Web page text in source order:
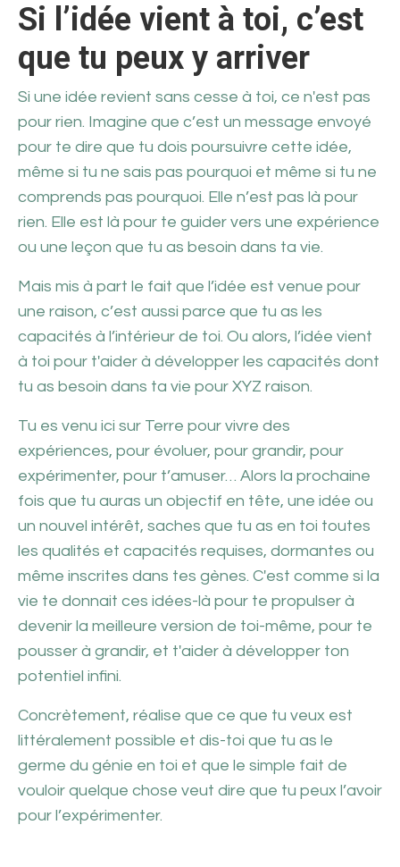
Si l’idée vient à toi, c’est
que tu peux y arriver
Si une idée revient sans cesse à toi, ce n'est pas
pour rien. Imagine que c’est un message envoyé
pour te dire que tu dois poursuivre cette idée,
même si tu ne sais pas pourquoi et même si tu ne
comprends pas pourquoi. Elle n’est pas là pour
rien. Elle est là pour te guider vers une expérience
ou une leçon que tu as besoin dans ta vie.
Mais mis à part le fait que l’idée est venue pour
une raison, c’est aussi parce que tu as les
capacités à l’intérieur de toi. Ou alors, l’idée vient
à toi pour t'aider à développer les capacités dont
tu as besoin dans ta vie pour XYZ raison.
Tu es venu ici sur Terre pour vivre des
expériences, pour évoluer, pour grandir, pour
expérimenter, pour t’amuser… Alors la prochaine
fois que tu auras un objectif en tête, une idée ou
un nouvel intérêt, saches que tu as en toi toutes
les qualités et capacités requises, dormantes ou
même inscrites dans tes gènes. C'est comme si la
vie te donnait ces idées-là pour te propulser à
devenir la meilleure version de toi-même, pour te
pousser à grandir, et t'aider à développer ton
potentiel infini.
Concrètement, réalise que ce que tu veux est
littéralement possible et dis-toi que tu as le
germe du génie en toi et que le simple fait de
vouloir quelque chose veut dire que tu peux l’avoir
pour l’expérimenter.